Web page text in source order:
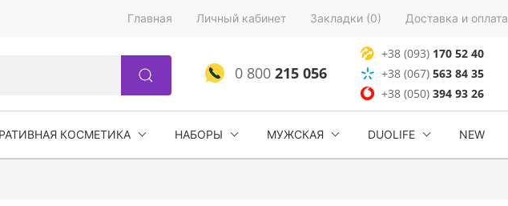
Главная Личный кабинет Закладки (0) Доставка и оплата
0 800215 056
+38 (093) 170 52 40
+38 (067) 563 84 35
+38 (050)394 93 26
КОСМЕТИКА НАБОРЫ МУЖСКАЯ DUOLIFE NEW